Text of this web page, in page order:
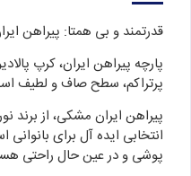
قدرتمند و بی همتا: پیراهن
پارچه پیراهن ایران، کرپ
پرتراکم، سطح صاف و لطیف
پیراهن ایران مشکی، از برند
انتخابی ایده آل برای
پوشی و در عین حال راحتی